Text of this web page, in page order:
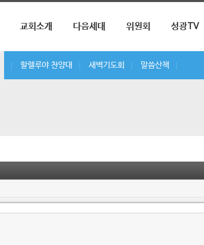
교회소개 다음세대 위원회 성광TV
| 할렐루야 찬양대 | 새벽기도회 | 말씀산책 |